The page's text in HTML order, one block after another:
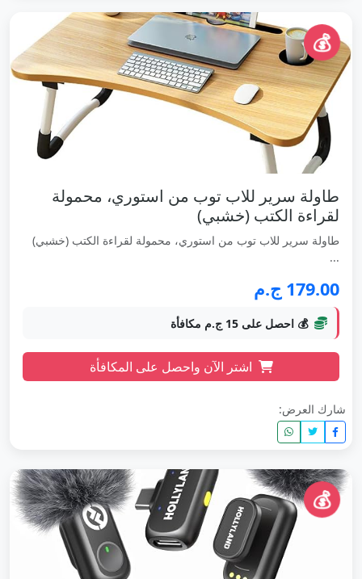
💰
طاولة سرير للاب توب من استوري، محمولة
لقراءة الكتب (خشبي)
طاولة سرير للاب توب من استوري، محمولة لقراءة الكتب (خشبي)
...
179.00 ج.م
💰 احصل على 15 ج.م مكافأة
اشتر الآن واحصل على المكافأة
شارك العرض:
💰